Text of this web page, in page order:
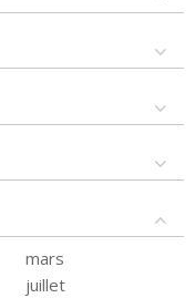
mars
juillet